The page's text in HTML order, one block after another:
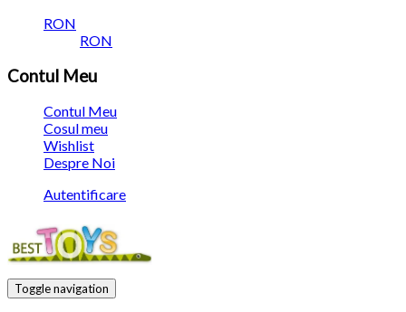
RON
RON
Contul Meu
Contul Meu
Cosul meu
Wishlist
Despre Noi
Autentificare
Toggle navigation